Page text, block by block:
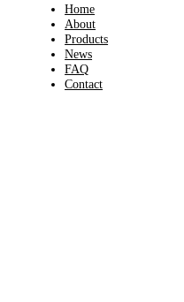
Home
About
Products
News
FAQ
Contact